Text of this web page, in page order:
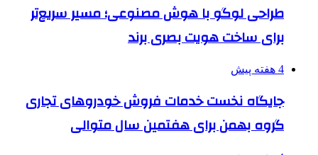
طراحی لوگو با هوش مصنوعی؛ مسیر سریع‌تر
برای ساخت هویت بصری برند
4 هفته پیش
جایگاه نخست خدمات فروش خودروهای تجاری
گروه بهمن برای هفتمین سال متوالی